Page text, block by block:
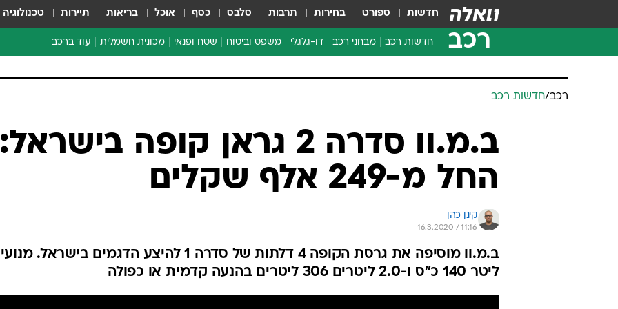
חדשות ספורט בחירות תרבות סלבס כסף אוכל בריאות תיירות טכנולוגיה
רכב חדשות רכב מבחני רכב דו-גלגלי משפט וביטוח שטח ופנאי מכונית חשמלית עוד ברכב
מבחנים ארוכי טווח
ספורט מוטורי
טכנולוגיה
רכב/חדשות רכב
ב.מ.וו סדרה 2 גראן קופה בישראל:
החל מ-249 אלף שקלים
קינן כהן
16.3.2020 / 11:16
ליטר 140 כ"ס ו-2.0 ליטרים 306 ליטרים בהנעה קדמית או כפולה